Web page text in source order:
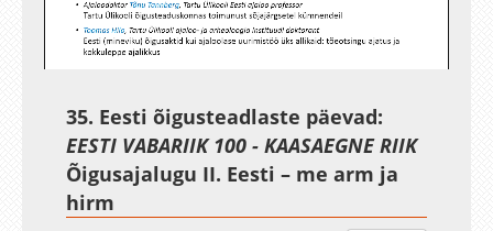
UnmuteLoaded
35. Eesti õigusteadlaste päevad:
EESTI VABARIIK 100 - KAASAEGNE RIIK
Õigusajalugu II. Eesti – me arm ja
hirm